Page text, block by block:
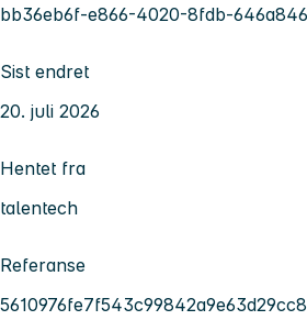
bb36eb6f-e866-4020-8fdb-
Sist endret
20. juli 2026
Hentet fra
talentech
Referanse